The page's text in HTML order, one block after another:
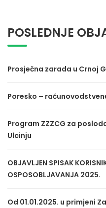
POSLEDNJE
Prosječna zarada u Crnoj
Poresko –
Program ZZZCG za
Ulcinju
OBJAVLJEN SPISAK
OSPOSOBLJAVANJA 2025.
Od 01.01.2025. u primjeni